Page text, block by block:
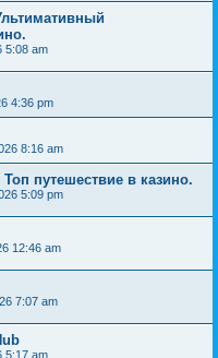
5:08 am
4:36 pm
8:16 am
путешествие в казино.
5:09 pm
12:46 am
7:07 am
5:17 am